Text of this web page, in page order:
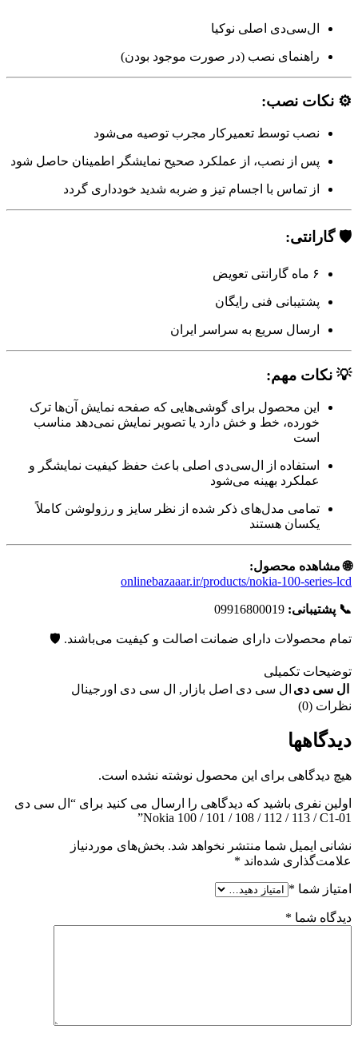
ال‌سی‌دی اصلی نوکیا
راهنمای نصب (در صورت موجود بودن)
⚙️ نکات نصب:
نصب توسط تعمیرکار مجرب توصیه می‌شود
پس از نصب، از عملکرد صحیح نمایشگر اطمینان حاصل شود
از تماس با اجسام تیز و ضربه شدید خودداری گردد
🛡️ گارانتی:
۶ ماه گارانتی تعویض
پشتیبانی فنی رایگان
ارسال سریع به سراسر ایران
💡 نکات مهم:
این محصول برای گوشی‌هایی که صفحه نمایش آن‌ها ترک
خورده، خط و خش دارد یا تصویر نمایش نمی‌دهد مناسب
است
استفاده از ال‌سی‌دی اصلی باعث حفظ کیفیت نمایشگر و
عملکرد بهینه می‌شود
تمامی مدل‌های ذکر شده از نظر سایز و رزولوشن کاملاً
یکسان هستند
🌐 مشاهده محصول:
onlinebazaaar.ir/products/nokia-100-series-lcd
📞 پشتیبانی:
تمام محصولات دارای ضمانت اصالت و کیفیت می‌باشند. 🛡️
توضیحات تکمیلی
ال سی دی ال سی دی اصل بازار , ال سی دی اورجینال
نظرات (0)
دیدگاهها
هیچ دیدگاهی برای این محصول نوشته نشده است.
اولین نفری باشید که دیدگاهی را ارسال می کنید برای “ال سی دی
Nokia 100 / 101 / 108 / 112 / 113 / C1-01”
نشانی ایمیل شما منتشر نخواهد شد. بخش‌های موردنیاز
علامت‌گذاری شده‌اند *
امتیاز شما *
دیدگاه شما *